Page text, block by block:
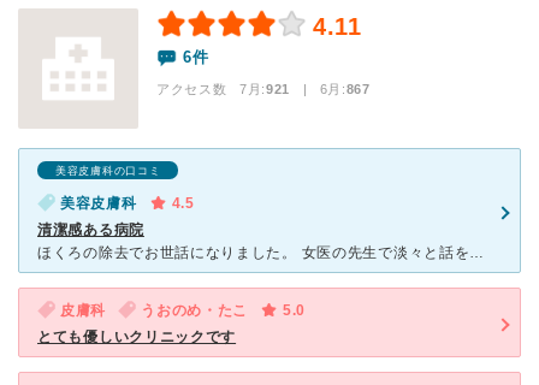
4.11
6件
アクセス数 7月:921 | 6月:867
美容皮膚科の口コミ
美容皮膚科
4.5
清潔感ある病院
ほくろの除去でお世話になりました。 女医の先生で淡々と話をしながらスムーズに治療をしてくださいました。 今回は炭酸ガスレーザーでほくろ除去をしましたが、特に痛みもなく本当にパパッと終わりました。
皮膚科 うおのめ・たこ
5.0
とても優しいクリニックです